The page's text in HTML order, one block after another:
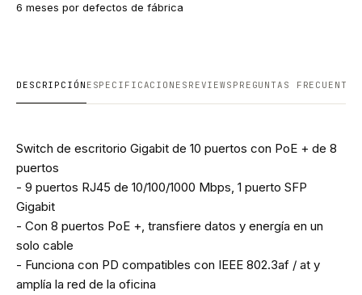
6 meses por defectos de fábrica
DESCRIPCIÓN ESPECIFICACIONES REVIEWS PREGUNTAS FRECUENTES
Switch de escritorio Gigabit de 10 puertos con PoE + de 8
puertos
- 9 puertos RJ45 de 10/100/1000 Mbps, 1 puerto SFP
Gigabit
- Con 8 puertos PoE +, transfiere datos y energía en un
solo cable
- Funciona con PD compatibles con IEEE 802.3af / at y
amplía la red de la oficina